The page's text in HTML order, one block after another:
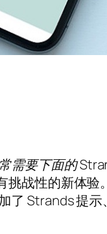
需要下面的
战性的新体
了 Strands 提